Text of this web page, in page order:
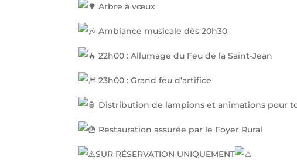
Arbre à vœux
Ambiance musicale dès 20h30
22h00 : Allumage du Feu de la Saint-Jean
23h00 : Grand feu d’artifice
Distribution de lampions et animations pour
Restauration assurée par le Foyer Rural
SUR RÉSERVATION UNIQUEMENT